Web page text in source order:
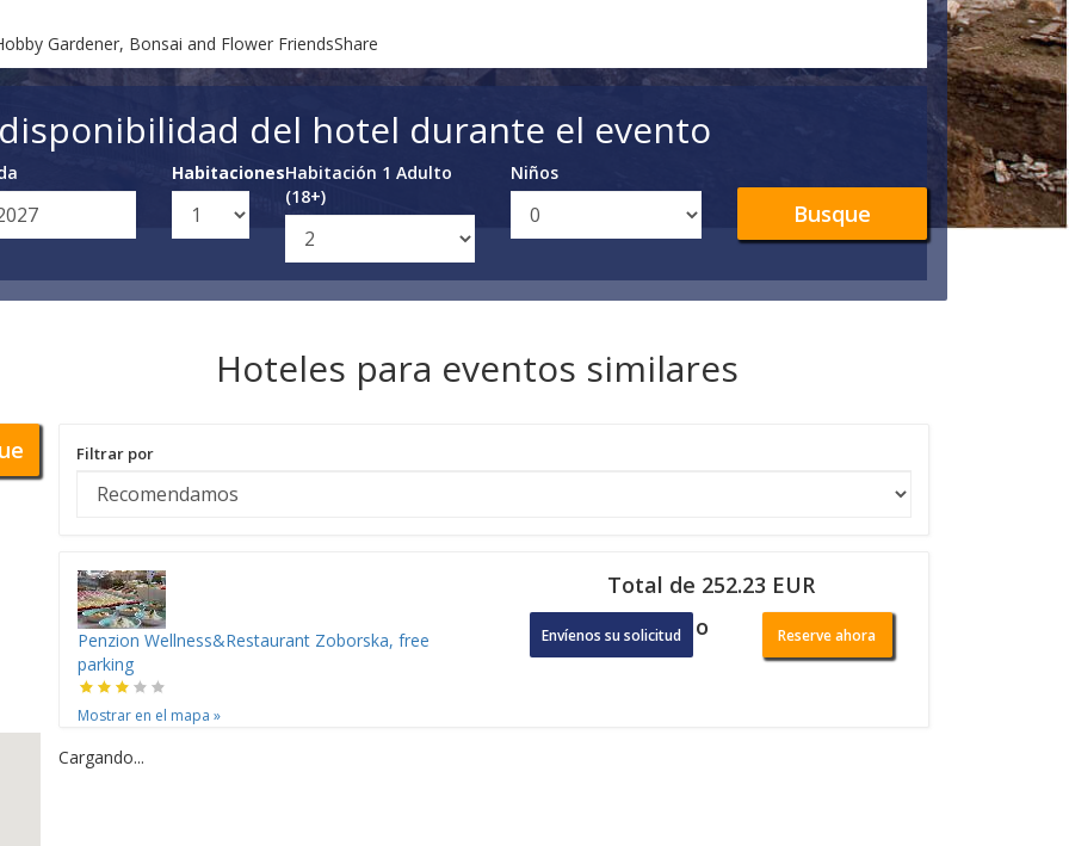
Gardener, Bonsai and Flower FriendsShare
del hotel durante el evento
HabitacionesHabitación 1 Adulto
(18+)
Niños
Busque
Hoteles para eventos similares
Filtrar por
Penzion Wellness&Restaurant Zoborska, free
parking
Mostrar en el mapa »
Total de 252.23 EUR
Envíenos su solicitud o Reserve ahora